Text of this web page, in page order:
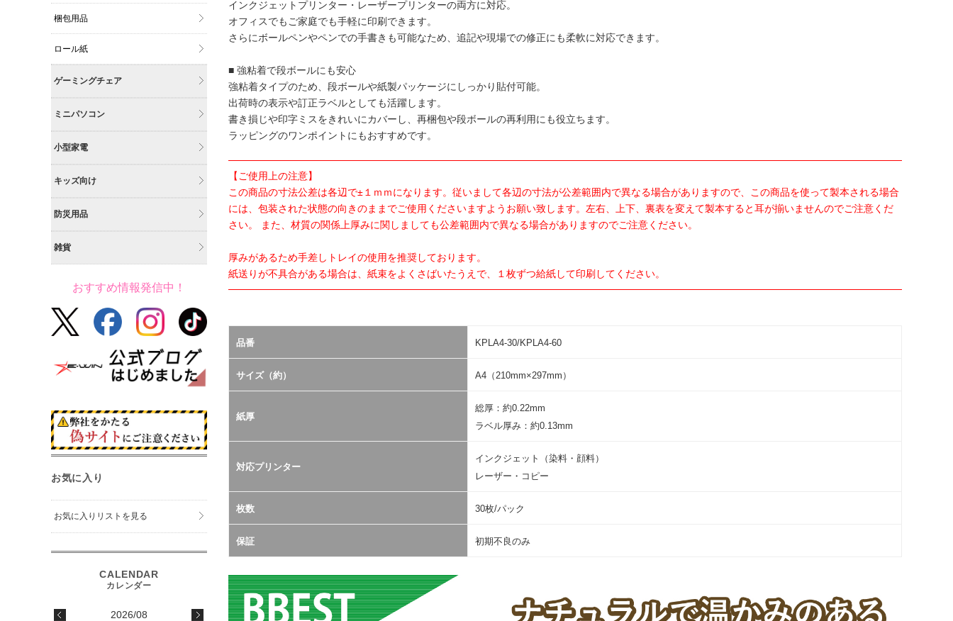
インクジェットプリンター・レーザープリンターの両方に対応。
オフィスでもご家庭でも手軽に印刷できます。
さらにボールペンやペンでの手書きも可能なため、追記や現場での修正にも柔軟に対応できます。
■ 強粘着で段ボールにも安心
強粘着タイプのため、段ボールや紙製パッケージにしっかり貼付可能。
出荷時の表示や訂正ラベルとしても活躍します。
書き損じや印字ミスをきれいにカバーし、再梱包や段ボールの再利用にも役立ちます。
ラッピングのワンポイントにもおすすめです。
【ご使用上の注意】
この商品の寸法公差は各辺で±１ｍｍになります。従いまして各辺の寸法が公差範囲内で異なる場合がありますので、この商品を使って製本される場合
には、包装された状態の向きのままでご使用くださいますようお願い致します。左右、上下、裏表を変えて製本すると耳が揃いませんのでご注意くだ
さい。 また、材質の関係上厚みに関しましても公差範囲内で異なる場合がありますのでご注意ください。
厚みがあるため手差しトレイの使用を推奨しております。
紙送りが不具合がある場合は、紙束をよくさばいたうえで、１枚ずつ給紙して印刷してください。
品番 KPLA4-30/KPLA4-60
サイズ（約） A4（210mm×297mm）
紙厚
総厚：約0.22mm
ラベル厚み：約0.13mm
対応プリンター
インクジェット（染料・顔料）
レーザー・コピー
枚数 30枚/パック
保証 初期不良のみ
梱包用品
ロール紙
ゲーミングチェア
ミニパソコン
小型家電
キッズ向け
防災用品
雑貨
おすすめ情報発信中！
お気に入り
お気に入りリストを見る
2026/08